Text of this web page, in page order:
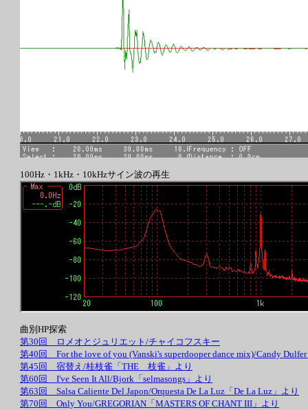
100Hz・1kHz・10kHzサイン波の再生
曲別HP探索
第30回 ロメオとジュリエット/チャイコフスキー
第40回 For the love of you (Vanski's superdooper dance mix)/Candy
第45回 宿替え/桂枝雀「THE 枝雀」より
第60回 I've Seen It All/Bjork「selmasongs」より
第63回 Salsa Caliente Del Japon/Orquesta De La Luz「De La Luz」より
第70回 Only You/GREGORIAN「MASTERS OF CHANT III」より